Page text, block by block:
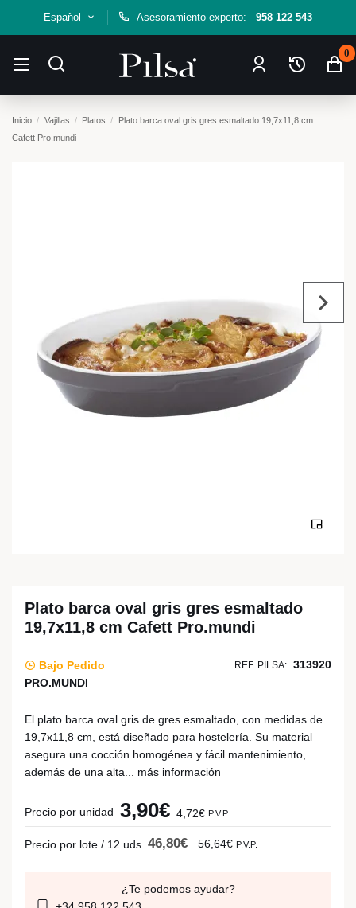
Español Asesoramiento experto: 958 122 543
0
Inicio Vajillas Platos
Plato barca oval gris gres esmaltado 19,7x11,8 cm
Cafett Pro.mundi
Plato barca oval gris gres esmaltado
19,7x11,8 cm Cafett Pro.mundi
Bajo Pedido REF. PILSA: 313920
PRO.MUNDI
El plato barca oval gris de gres esmaltado, con medidas de
19,7x11,8 cm, está diseñado para hostelería. Su material
asegura una cocción homogénea y fácil mantenimiento,
además de una alta... más información
Precio por unidad 3,90€ 4,72€ P.V.P.
Precio por lote / 12 uds 46,80€ 56,64€ P.V.P.
¿Te podemos ayudar?